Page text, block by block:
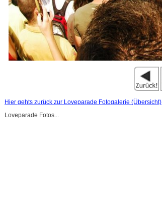
Hier gehts zurück zur Loveparade Fotogalerie (Übersicht)
Loveparade Fotos...